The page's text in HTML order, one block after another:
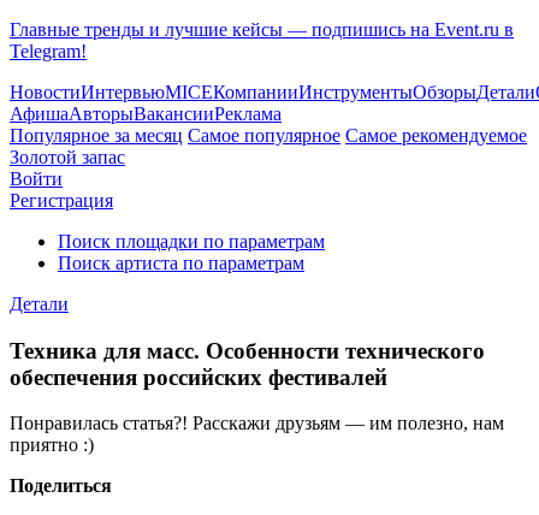
Главные тренды и лучшие кейсы — подпишись на Event.ru в
Telegram!
НовостиИнтервьюMICEКомпанииИнструментыОбзорыДетали
АфишаАвторыВакансииРеклама
Популярное за месяц Самое популярное Самое рекомендуемое
Золотой запас
Войти
Регистрация
Поиск площадки по параметрам
Поиск артиста по параметрам
Детали
Техника для масс. Особенности технического
обеспечения российских фестивалей
Понравилась статья?! Расскажи друзьям — им полезно, нам
приятно :)
Поделиться